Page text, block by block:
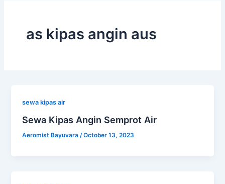
as kipas angin aus
sewa kipas air
Sewa Kipas Angin Semprot Air
Aeromist Bayuvara /October 13, 2023